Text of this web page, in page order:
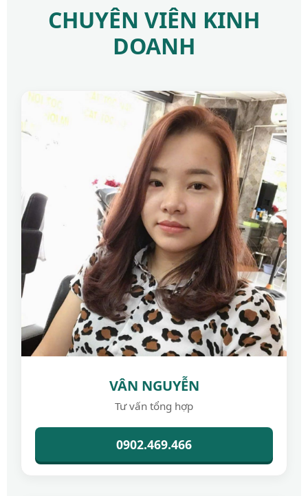
CHUYÊN VIÊN KINH
DOANH
VÂN NGUYỄN
Tư vấn tổng hợp
0902.469.466